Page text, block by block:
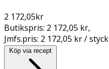
2 172,05kr
Butikspris: 2 172,05 kr,
Jmfs.pris: 2 172,05 kr / styck
Köp via recept